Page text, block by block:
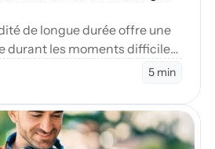
de longue durée offre une
durant les moments difficiles.
ses nombreux avantages
5 min